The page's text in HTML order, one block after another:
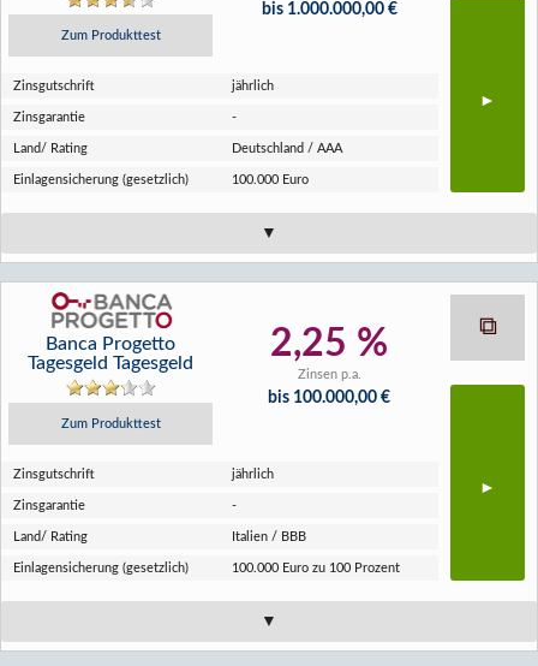
Zum Produkttest
bis 1.000.000,00 €
Zins­gutschrift jährlich
Zins­garantie -
Land/ Rating Deutschland / AAA
Einlagen­sicherung (gesetzlich) 100.000 Euro
Banca Progetto
Tagesgeld Tagesgeld
Zum Produkttest
2,25 %
Zinsen p.a.
bis 100.000,00 €
Zins­gutschrift jährlich
Zins­garantie -
Land/ Rating Italien / BBB
Einlagen­sicherung (gesetzlich) 100.000 Euro zu 100 Prozent